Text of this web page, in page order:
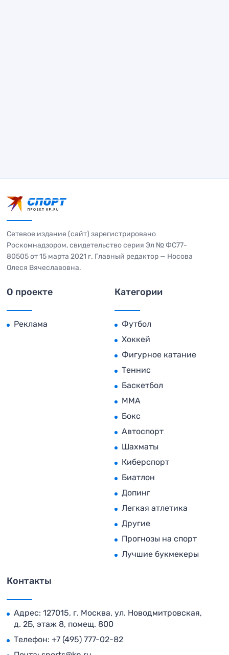
Сетевое издание (сайт) зарегистрировано
Роскомнадзором, свидетельство серия Эл № ФС77-
80505 от 15 марта 2021 г. Главный редактор — Носова
Олеся Вячеславовна.
О проекте
Реклама
Категории
Футбол
Хоккей
Фигурное катание
Теннис
Баскетбол
MMA
Бокс
Автоспорт
Шахматы
Киберспорт
Биатлон
Допинг
Легкая атлетика
Другие
Прогнозы на спорт
Лучшие букмекеры
Контакты
Адрес: 127015, г. Москва, ул. Новодмитровская,
д. 2Б, этаж 8, помещ. 800
Телефон: +7 (495) 777-02-82